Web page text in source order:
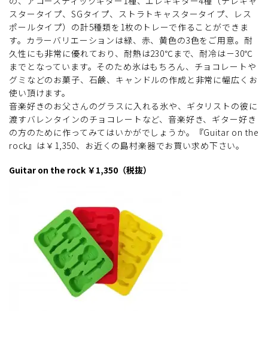
スタータイプ、SGタイプ、ストラトキャスタータイプ、レス
ポールタイプ）の計5種類を1枚のトレーで作ることができま
す。カラーバリエーションは緑、赤、黄色の3色をご用意。耐
久性にも非常に優れており、耐熱は230℃まで、耐冷は－30℃
までとなっています。そのため氷はもちろん、チョコレートや
グミなどのお菓子、石鹸、キャンドルの作成と非常に幅広くお
使い頂けます。
音楽好きのお父さんのグラスに入れる氷や、ギタリストの彼に
渡すバレンタインのチョコレートなど、音楽好き、ギター好き
の方のために作ってみてはいかがでしょうか。『Guitar on the
rock』は￥1,350、お近くの島村楽器でお買い求め下さい。
Guitar on the rock ￥1,350（税抜）